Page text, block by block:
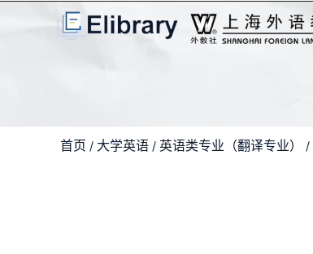
首页 / 大学英语 / 英语类专业（翻译专业） /